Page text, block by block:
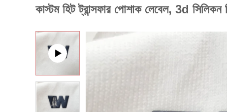
কাস্টম হিট ট্রান্সফার পোশাক লেবেল, 3d সিলিকন